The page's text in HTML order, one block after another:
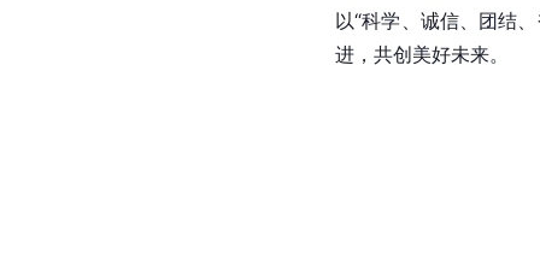
以“科学、诚信、团结
进，共创美好未来。